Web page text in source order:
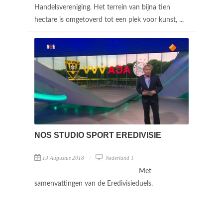
Handelsvereniging. Het terrein van bijna tien
hectare is omgetoverd tot een plek voor kunst, ...
NOS STUDIO SPORT EREDIVISIE
19 Augustus 2018 Nederland 1
Met
samenvattingen van de Eredivisieduels.